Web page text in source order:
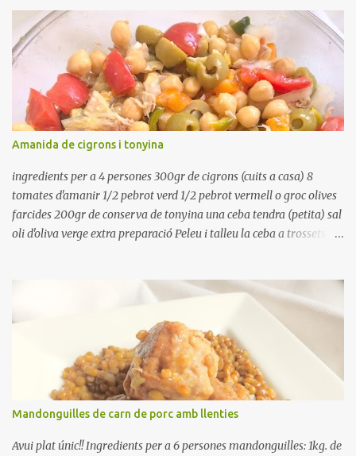
quan arrenca el bull, canvieu l'aigua bullint, per aigua freda,
repetiu dues o tres vegades, abaixeu el foc i atureu la ebullició, dues
o tres vegades afegint aigua freda, han de coure a foc baix, quasi
be, sense bullir i sempre sempre, amb l'olla tapada, entre 1 hora i 1
hora i mitja. Saleu 10 minuts abans de retirar del foc. Heu de veure
vosaltres el moment en que ja estan cuites. Anotacions Deixeu
refredar en la mateixa olla. El caldo de coure els fesols, es pot
utilitzar per una crema o sopa. Ingredientes judias -agua -sal
Preparación Ponga las judías a r...
Amanida de cigrons i tonyina
ingredients per a 4 persones 300gr de cigrons (cuits a casa) 8
tomates d'amanir 1/2 pebrot verd 1/2 pebrot vermell o groc olives
farcides 200gr de conserva de tonyina una ceba tendra (petita) sal
oli d'oliva verge extra preparació Peleu i talleu la ceba a trossets i
Renteu les tomates i talleu-les a octaus. Talleu les olives a
rodanxes. Una hora abans de portar a la taula, poseu els cigrons,
ben escorreguts, en un bol, amb la resta d'ingredients: les tomates,
el pebrot, la ceba, (escorreguda), les olives i la tonyina esmicolada.
Amaniu amb sal i oli... bon profit!!
Mandonguilles de carn de porc amb llenties
Avui plat únic!! Ingredients per a 6 persones mandonguilles: 1kg. de